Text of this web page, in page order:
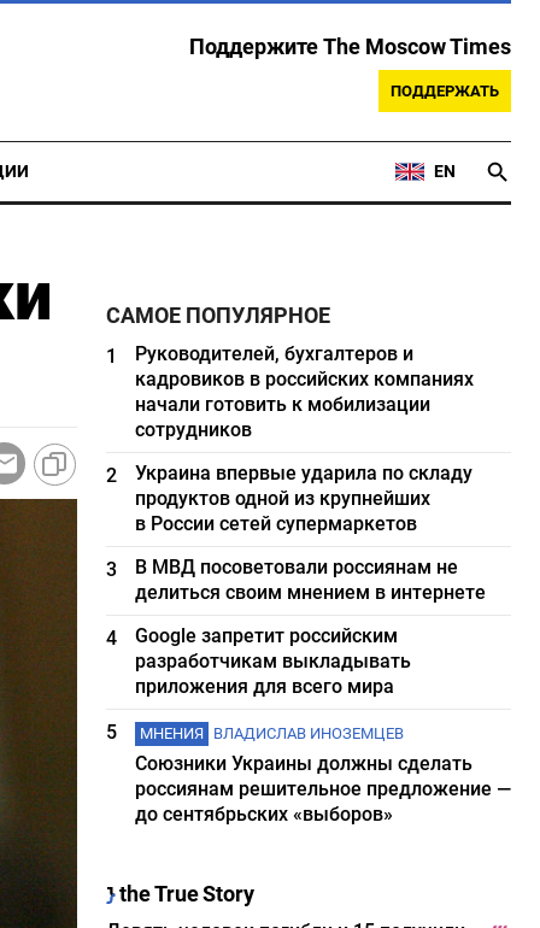
Поддержите The Moscow Times
ПОДДЕРЖАТЬ
EN
САМОЕ ПОПУЛЯРНОЕ
1
Руководителей, бухгалтеров и
кадровиков в российских компаниях
начали готовить к мобилизации
сотрудников
2
Украина впервые ударила по складу
продуктов одной из крупнейших
в России сетей супермаркетов
3
В МВД посоветовали россиянам не
делиться своим мнением в интернете
4
Google запретит российским
разработчикам выкладывать
приложения для всего мира
5
МНЕНИЯ ВЛАДИСЛАВ ИНОЗЕМЦЕВ
Союзники Украины должны сделать
россиянам решительное предложение —
до сентябрьских «выборов»